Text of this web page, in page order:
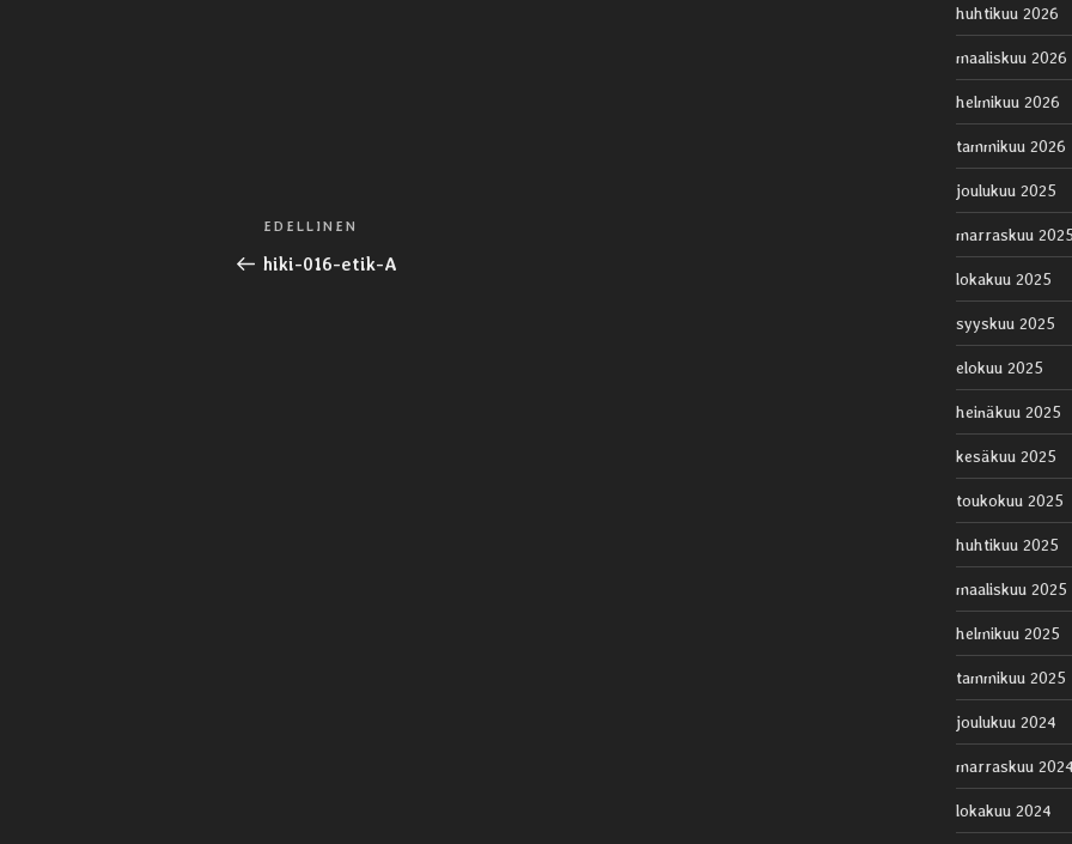
Artikkelien
selaus
Edellinen
artikkeli
EDELLINEN
hiki-016-etik-A
huhtikuu 2026
maaliskuu 2026
helmikuu 2026
tammikuu 2026
joulukuu 2025
marraskuu
lokakuu 2025
syyskuu 2025
elokuu 2025
heinäkuu 2025
kesäkuu 2025
toukokuu 2025
huhtikuu 2025
maaliskuu 2025
helmikuu 2025
tammikuu 2025
joulukuu 2024
marraskuu
lokakuu 2024